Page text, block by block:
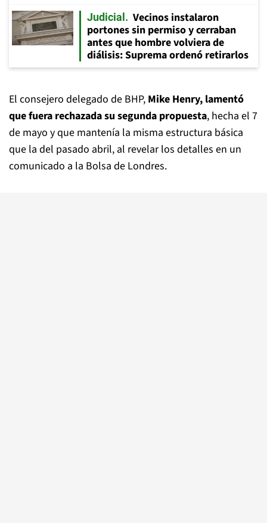
Judicial
Vecinos instalaron
portones sin permiso y cerraban
antes que hombre volviera de
diálisis: Suprema ordenó retirarlos
El consejero delegado de BHP, Mike Henry, lamentó
que fuera rechazada su segunda propuesta, hecha el 7
de mayo y que mantenía la misma estructura básica
que la del pasado abril, al revelar los detalles en un
comunicado a la Bolsa de Londres.